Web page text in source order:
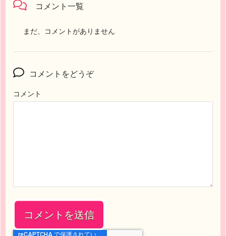
コメント一覧
まだ、コメントがありません
コメントをどうぞ
コメント